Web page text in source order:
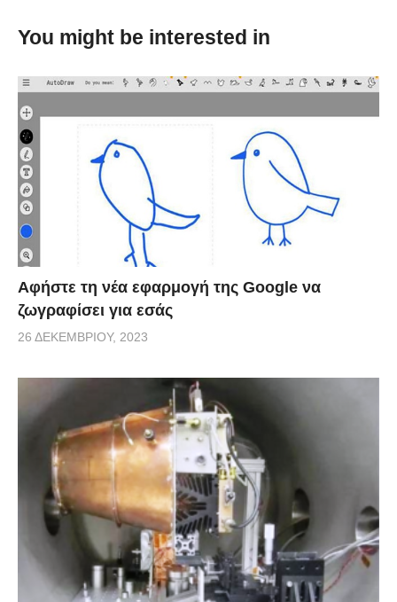
απόφαση. Έβγαλαν τη μήτρα της μητέρας με
χειρούργησαν και στη συνέχεια το
επανατοποθέτησαν στη μήτρα και στο σώμα της
μητέρας του, όπου και παρέμεινε για άλλες 10
εβδομάδες μέχρι τη γέννησή του. Αυτή τη στιγμή, η
μικρή χαίρει άκρας υγείας και είναι ένα
φυσιολογικότατο, υγιέστατο μωρό!
You might be interested in
Αφήστε τη νέα εφαρμογή της Google να
ζωγραφίσει για εσάς
26 ΔΕΚΕΜΒΡΊΟΥ, 2023